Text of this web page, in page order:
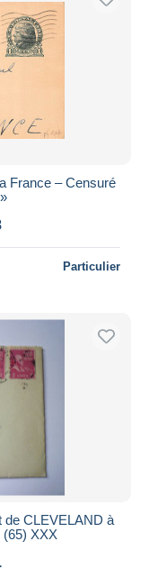
France – Censuré
Particulier
de CLEVELAND à
(65) XXX